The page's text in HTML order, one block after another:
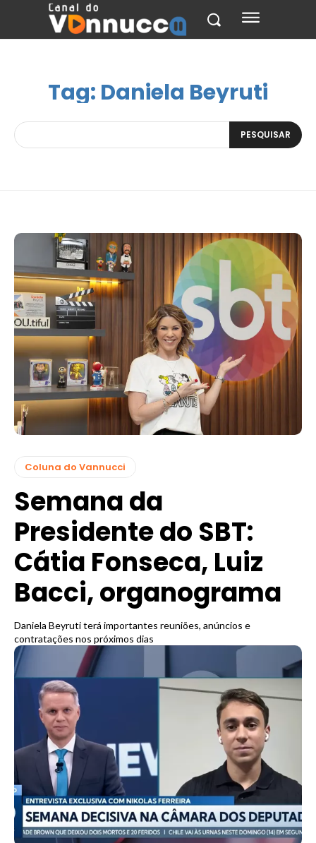
Tag: Daniela Beyruti
PESQUISAR
Coluna do Vannucci
Semana da
Presidente do SBT:
Cátia Fonseca, Luiz
Bacci, organograma
Daniela Beyruti terá importantes reuniões, anúncios e
contratações nos próximos dias